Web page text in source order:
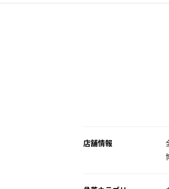
店舗情報